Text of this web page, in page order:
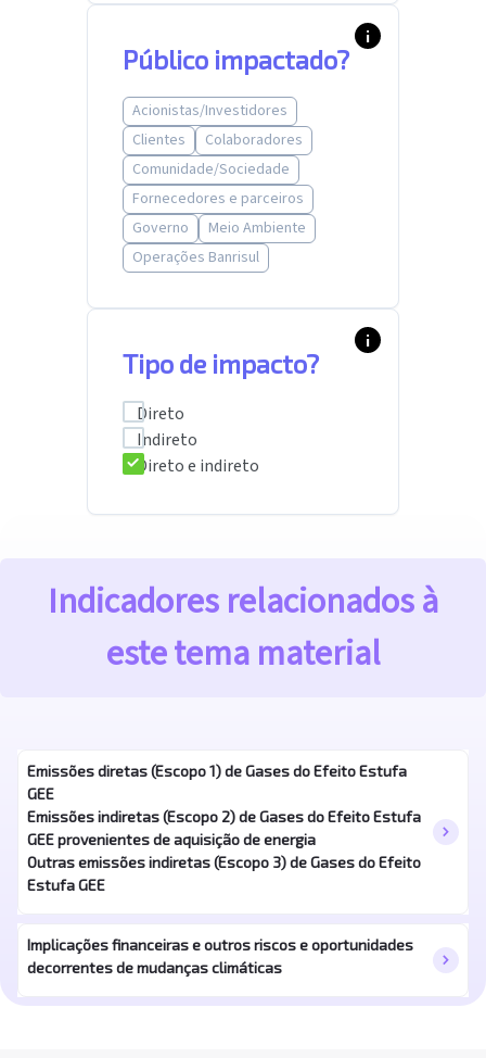
info_i
Público impactado?
Acionistas/Investidores
Clientes
Colaboradores
Comunidade/Sociedade
Fornecedores e parceiros
Governo
Meio Ambiente
Operações Banrisul
info_i
Tipo de impacto?
Direto
Indireto
Direto e indireto
Indicadores relacionados à
este tema material
Emissões diretas (Escopo 1) de Gases do Efeito Estufa
GEE
Emissões indiretas (Escopo 2) de Gases do Efeito Estufa
GEE provenientes de aquisição de energia
Outras emissões indiretas (Escopo 3) de Gases do Efeito
Estufa GEE
chevron_right
Implicações financeiras e outros riscos e oportunidades
decorrentes de mudanças climáticas
chevron_right